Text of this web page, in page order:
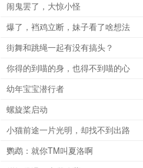
闹鬼罢了，大惊小怪
爆了，裆鸡立断，妹子看了啥想法
街舞和跳绳一起有没有搞头？
你得的到喵的身，也得不到喵的心
幼年宝宝潜行者
螺旋桨启动
小猫前途一片光明，却找不到出路
鹦鹉：就你TM叫夏洛啊